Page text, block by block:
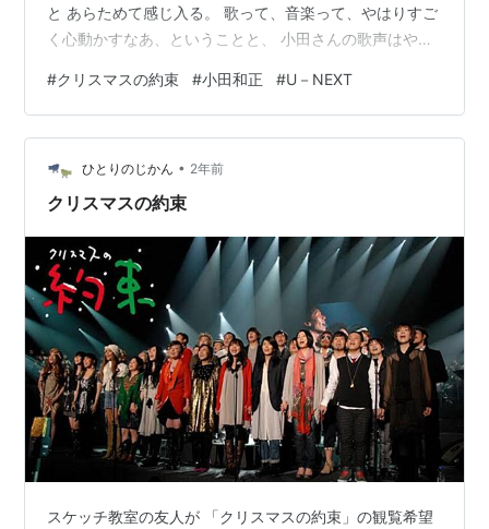
と あらためて感じ入る。 歌って、音楽って、やはりすご
く心動かすなあ、ということと、 小田さんの歌声はやっ
ンサートに行ったとき、 最初のピアノの数音がなっただ
けで、きゅっと胸をつかまれたのを覚えてる。 なんで
か、小田さんのメロディはすぐ心に響く。 何年も続いた
この企画、 「誠心誠意、逃げないでやってきた」「手抜
きはしてない」と言う小田さん。 すごいなあ。 Ｕ－ＮＥ
#クリスマスの約束 #小田和正 #U－NEXT
ひとりのじかん • 2年前
クリスマスの約束
スケッチ教室の友人が 「クリスマスの約束」の観覧希望